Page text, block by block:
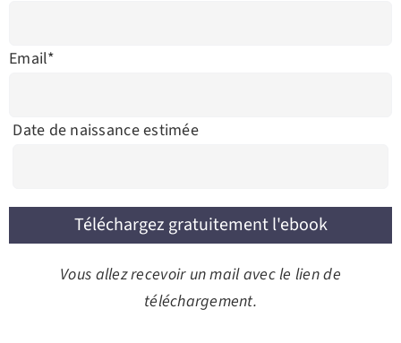
Email*
Date de naissance estimée
Vous allez recevoir un mail avec le lien de
téléchargement.